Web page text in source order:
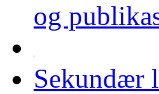
og
Sekundær